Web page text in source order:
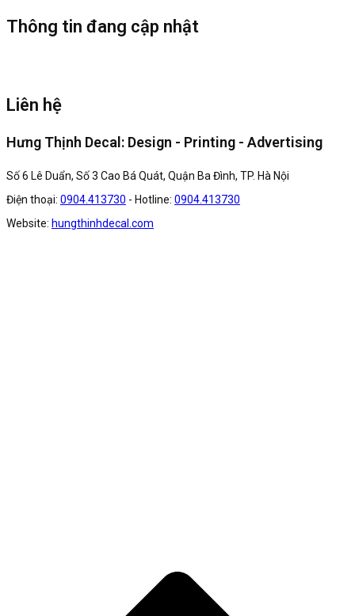
Thông tin đang cập nhật
Liên hệ
Hưng Thịnh Decal: Design - Printing - Advertising
Số 6 Lê Duẩn, Số 3 Cao Bá Quát, Quận Ba Đình, TP. Hà Nội
Điện thoại: 0904.413730 - Hotline: 0904.413730
Website: hungthinhdecal.com